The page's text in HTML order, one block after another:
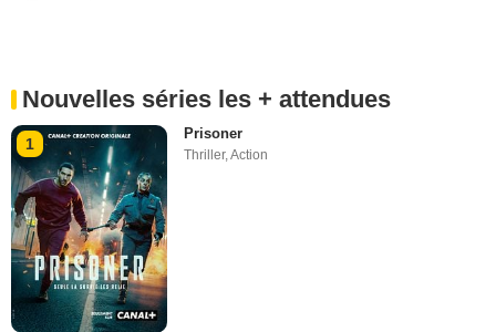
Nouvelles séries les + attendues
1
Prisoner
Thriller,Action